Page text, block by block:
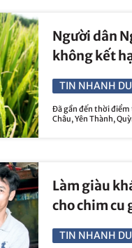
Người dân
không kết
TIN NHANH
Đã gần đến thời điểm
Châu, Yên Thành,
Làm giàu
cho chim cu
TIN NHANH